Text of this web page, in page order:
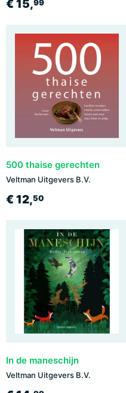
€ 15,99
500 thaise gerechten
Veltman Uitgevers B.V.
€ 12,50
In de maneschijn
Veltman Uitgevers B.V.